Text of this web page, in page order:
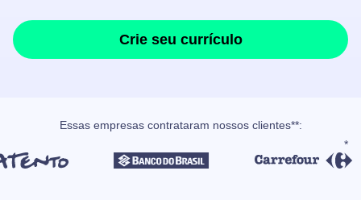
Crie seu currículo
Essas empresas contrataram nossos clientes**: